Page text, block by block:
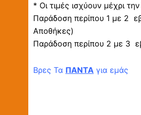
* Οι τιμές ισχύουν μέχρι
Παράδοση περίπου 1 με 2
Αποθήκες)
Παράδοση περίπου 2 με 3
Βρες Τα ΠΑΝΤΑ για εμάς